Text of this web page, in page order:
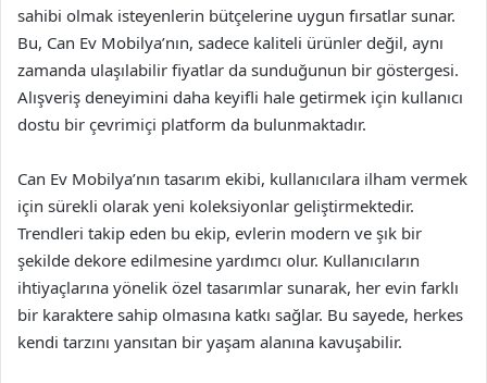
sahibi olmak isteyenlerin bütçelerine uygun fırsatlar sunar.
Bu, Can Ev Mobilya’nın, sadece kaliteli ürünler değil, aynı
zamanda ulaşılabilir fiyatlar da sunduğunun bir göstergesi.
Alışveriş deneyimini daha keyifli hale getirmek için kullanıcı
dostu bir çevrimiçi platform da bulunmaktadır.
Can Ev Mobilya’nın tasarım ekibi, kullanıcılara ilham vermek
için sürekli olarak yeni koleksiyonlar geliştirmektedir.
Trendleri takip eden bu ekip, evlerin modern ve şık bir
şekilde dekore edilmesine yardımcı olur. Kullanıcıların
ihtiyaçlarına yönelik özel tasarımlar sunarak, her evin farklı
bir karaktere sahip olmasına katkı sağlar. Bu sayede, herkes
kendi tarzını yansıtan bir yaşam alanına kavuşabilir.